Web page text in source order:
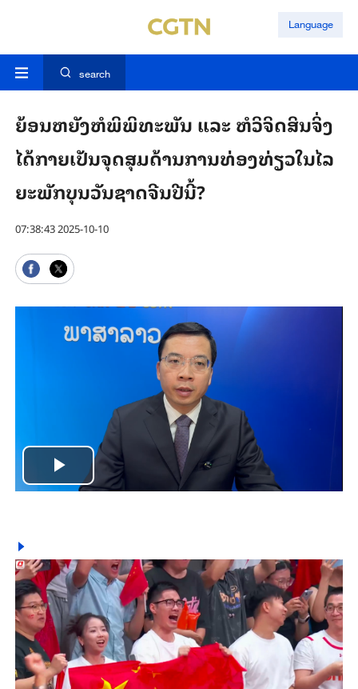
Language
search
ຍ້ອນ​ຫຍັງ​ຫໍ​ພິ​ພິ​ທະ​ພັນ ແລະ ຫໍວິ​ຈິດ​ສິນ​ຈິ່ງ
ໄດ້​ກາຍ​ເປັນ​ຈຸດ​ສຸມ​ດ້ານ​ການ​ທ່ອງ​ທ່ຽວ​ໃນ​ໄລ​
ຍະ​ພັກ​ບຸນ​ວັນ​ຊາດ​ຈີນ​ປີ​ນີ້?
07:38:43 2025-10-10
Play